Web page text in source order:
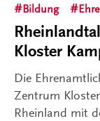
Bildung
Kloster
Die
Zentrum
Rheinland mit